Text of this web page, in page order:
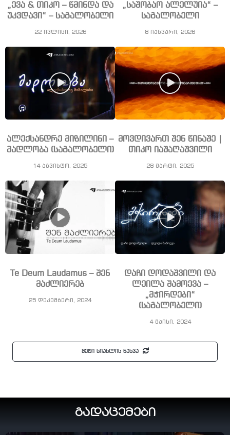
„ევა & თიკო – წმინდა და
უკვდავი“ – საგალობელი
22 ივლისი, 2026
„საშობაო ალელუია“ –
საგალობელი
8 იანვარი, 2026
ალექსანდრე მიზილინი –
მადლობა (საგალობელი)
14 აგვისტო, 2025
მოვდივართ შენ წინაშე |
თიკო იაშაღაშვილი
28 მარტი, 2025
Te Deum Laudamus – შენ
მაძლიერებ
25 დეკემბერი, 2024
დაჩი დოდაშვილი და
ლეილა შამოევა –
„მჭირდები“
(საგალობელი)
4 მაისი, 2024
მეტი სიახლის ნახვა
გადაცემები